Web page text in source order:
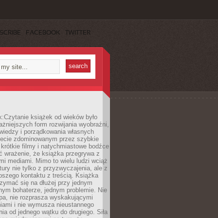
FACEBOOK TWITTER
książek od wieków było
form rozwijania wyobraźni,
i porządkowania własnych
zdominowanym przez szybkie
filmy i natychmiastowe bodźce
wrażenie, że książka przegrywa z
mediami. Mimo to wielu ludzi wciąż
nie tylko z przyzwyczajenia, ale z
kontaktu z treścią. Książka
się na dłużej przy jednym
bohaterze, jednym problemie. Nie
nie rozprasza wyskakującymi
i nie wymusza nieustannego
od jednego wątku do drugiego. Siła